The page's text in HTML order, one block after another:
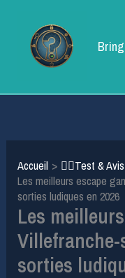
contenu
Accueil 🕵️‍♂️Test & Avis
Les meilleurs escape
sorties ludiques en 2026
Les
Villefranche-
sorties